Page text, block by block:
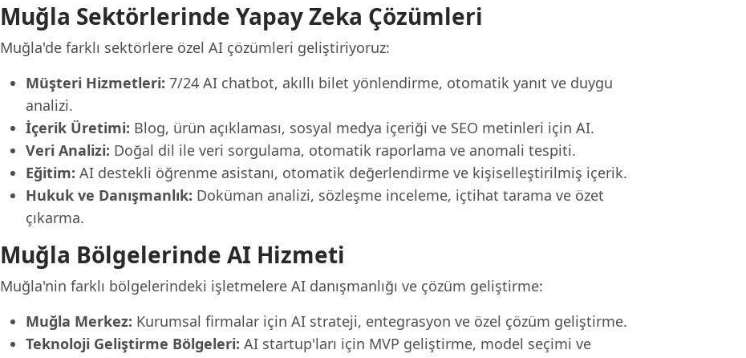
Muğla Sektörlerinde Yapay Zeka Çözümleri
Muğla'de farklı sektörlere özel AI çözümleri geliştiriyoruz:
Müşteri Hizmetleri: 7/24 AI chatbot, akıllı bilet yönlendirme, otomatik yanıt ve duygu
analizi.
İçerik Üretimi: Blog, ürün açıklaması, sosyal medya içeriği ve SEO metinleri için AI.
Veri Analizi: Doğal dil ile veri sorgulama, otomatik raporlama ve anomali tespiti.
Eğitim: AI destekli öğrenme asistanı, otomatik değerlendirme ve kişiselleştirilmiş içerik.
Hukuk ve Danışmanlık: Doküman analizi, sözleşme inceleme, içtihat tarama ve özet
çıkarma.
Muğla Bölgelerinde AI Hizmeti
Muğla'nin farklı bölgelerindeki işletmelere AI danışmanlığı ve çözüm geliştirme:
Muğla Merkez: Kurumsal firmalar için AI strateji, entegrasyon ve özel çözüm geliştirme.
Teknoloji Geliştirme Bölgeleri: AI startup'ları için MVP geliştirme, model seçimi ve